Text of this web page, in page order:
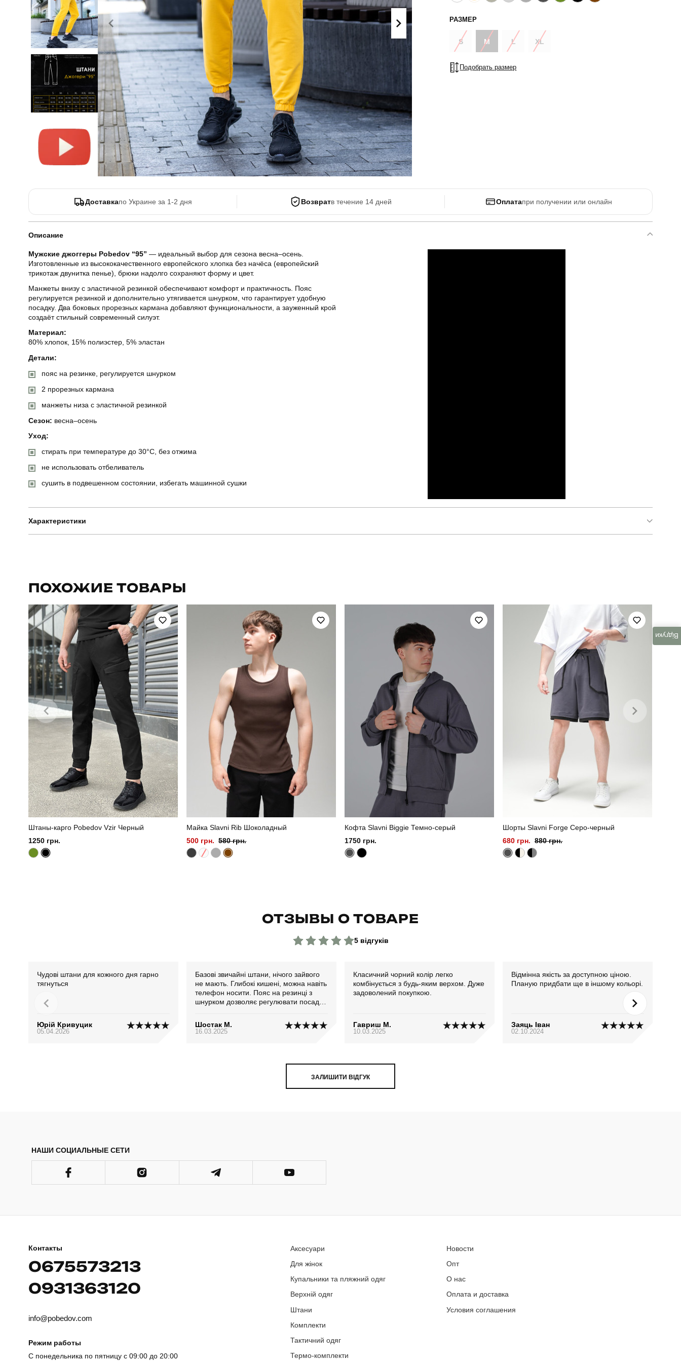
Літні комплекти
Комбінезони
Спортивні
костюми
Кежуал
Поло
Сорочки
Майка
Кофти
Светри
Світшоти
Худі
Боди
РАЗМЕР
S M L XL
Подобрать размер
Доставкапо Украине за 1-2 дня Возвратв течение 14 дней Оплатапри получении или онлайн
Описание
Мужские джоггеры Pobedov “95” — идеальный выбор для сезона весна–осень.
Изготовленные из высококачественного европейского хлопка без начёса (европейский
трикотаж двунитка пенье), брюки надолго сохраняют форму и цвет.
Манжеты внизу с эластичной резинкой обеспечивают комфорт и практичность. Пояс
регулируется резинкой и дополнительно утягивается шнурком, что гарантирует удобную
посадку. Два боковых прорезных кармана добавляют функциональности, а зауженный крой
создаёт стильный современный силуэт.
Материал:
80% хлопок, 15% полиэстер, 5% эластан
Детали:
пояс на резинке, регулируется шнурком
2 прорезных кармана
манжеты низа с эластичной резинкой
Сезон: весна–осень
Уход:
стирать при температуре до 30°C, без отжима
не использовать отбеливатель
сушить в подвешенном состоянии, избегать машинной сушки
Характеристики
Стиль
Склад тканини 80% бавовна, 15% поліестер, 5% еластан україна
ПОХОЖИЕ ТОВАРЫ
Штаны-карго Pobedov Vzir Черный
1250 грн.
Майка Slavni Rib Шоколадный
500 грн. 580 грн.
Кофта Slavni Biggie Темно-серый
1750 грн.
Шорты Slavni Forge Серо-черный
680 грн. 880 грн.
ОТЗЫВЫ О ТОВАРЕ
Відгуки
5 відгуків
Чудові штани для кожного дня гарно
тягнуться
Юрій Кривуцик
05.04.2026
Базові звичайні штани, нічого зайвого
не мають. Глибокі кишені, можна навіть
телефон носити. Пояс на резинці з
шнурком дозволяє регулювати посадку
Шостак М.
16.03.2025
Класичний чорний колір легко
комбінується з будь-яким верхом. Дуже
задоволений покупкою.
Гавриш М.
10.03.2025
Відмінна якість за доступною ціною.
Планую придбати ще в іншому кольорі.
Заяць Іван
02.10.2024
ЗАЛИШИТИ ВІДГУК
НАШИ СОЦИАЛЬНЫЕ СЕТИ
Контакты
0675573213
0931363120
info@pobedov.com
Режим работы
С понедельника по пятницу с 09:00 до 20:00
Аксесуари
Для жінок
Купальники та пляжний одяг
Верхній одяг
Штани
Комплекти
Тактичний одяг
Термо-комплекти
Новости
Опт
О нас
Оплата и доставка
Условия соглашения